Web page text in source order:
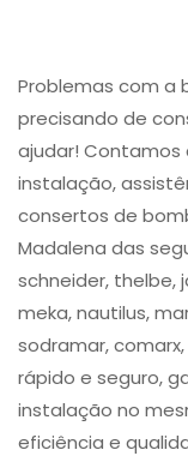
Problemas com a
precisando de
ajudar! Contamos
instalação,
consertos de
Madalena das
schneider, thelbe,
meka, nautilus,
sodramar,
rápido e seguro,
instalação no
eficiência e